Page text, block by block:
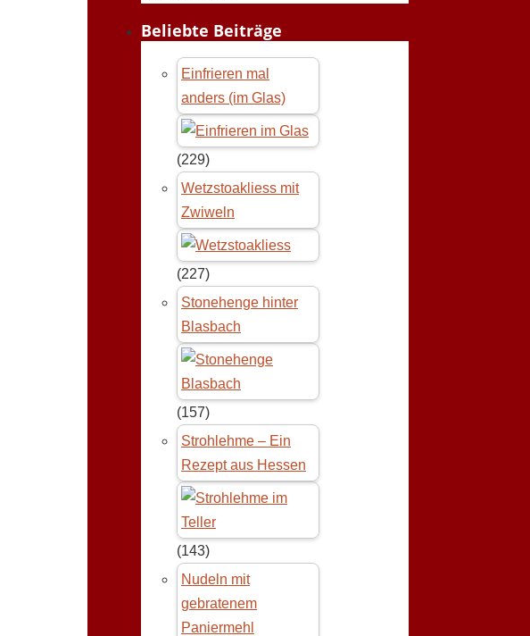
Beliebte Beiträge
Einfrieren mal
anders (im Glas)
(229)
Wetzstoakliess mit
Zwiweln
(227)
Stonehenge hinter
Blasbach
(157)
Strohlehme – Ein
Rezept aus Hessen
(143)
Nudeln mit
gebratenem
Paniermehl